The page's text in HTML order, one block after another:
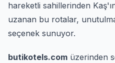
hareketli sahillerinden
uzanan bu rotalar,
seçenek sunuyor.
butikotels.com üzerinden